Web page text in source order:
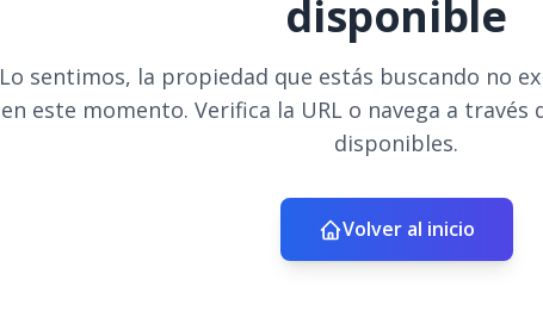
disponible
Lo sentimos, la propiedad que estás buscando no
en este momento. Verifica la URL o navega a
disponibles.
Volver al inicio